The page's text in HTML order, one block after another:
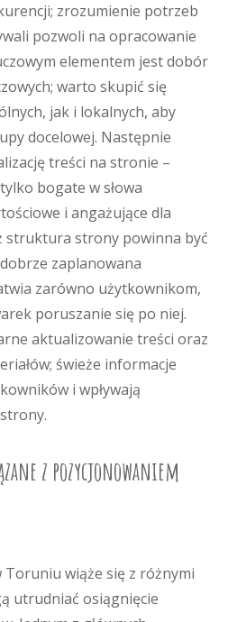
zrozumienie potrzeb
pozwoli na opracowanie
elementem jest dobór
warto skupić się
jak i lokalnych, aby
docelowej. Następnie
treści na stronie –
bogate w słowa
i angażujące dla
struktura strony powinna być
zaplanowana
zarówno użytkownikom,
poruszanie się po niej.
aktualizowanie treści oraz
świeże informacje
i wpływają
z pozycjonowaniem
Toruniu wiąże się z różnymi
utrudniać osiągnięcie